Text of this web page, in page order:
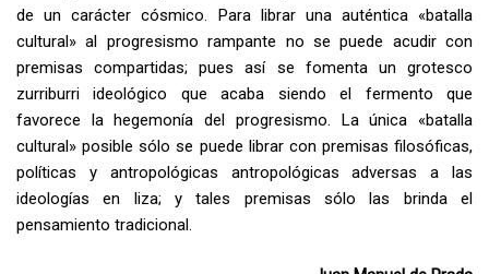
de un carácter cósmico. Para librar una auténtica «batalla
cultural» al progresismo rampante no se puede acudir con
premisas compartidas; pues así se fomenta un grotesco
zurriburri ideológico que acaba siendo el fermento que
favorece la hegemonía del progresismo. La única «batalla
cultural» posible sólo se puede librar con premisas filosóficas,
políticas y antropológicas antropológicas adversas a las
ideologías en liza; y tales premisas sólo las brinda el
pensamiento tradicional.